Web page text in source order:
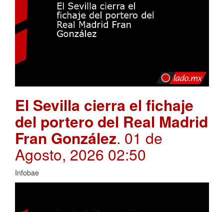
El Sevilla cierra el fichaje
del portero del Real Madrid
Fran González. 01 de
Agosto, 2026 02:50
Infobae